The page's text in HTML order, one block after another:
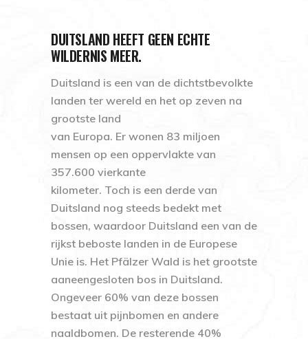
DUITSLAND HEEFT GEEN ECHTE
WILDERNIS MEER.
Duitsland is een van de dichtstbevolkte
landen ter wereld en het op zeven na
grootste land
van Europa. Er wonen 83 miljoen
mensen op een oppervlakte van
357.600 vierkante
kilometer. Toch is een derde van
Duitsland nog steeds bedekt met
bossen, waardoor Duitsland een van de
rijkst beboste landen in de Europese
Unie is. Het Pfälzer Wald is het grootste
aaneengesloten bos in Duitsland.
Ongeveer 60% van deze bossen
bestaat uit pijnbomen en andere
naaldbomen. De resterende 40%